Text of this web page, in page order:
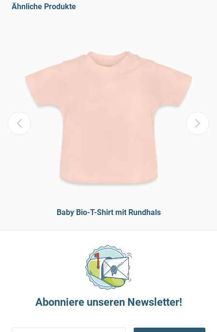
Ähnliche Produkte
Baby Bio-T-Shirt mit Rundhals
Abonniere unseren Newsletter!